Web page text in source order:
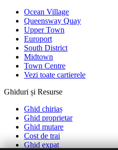
Ocean Village
Queensway Quay
Upper Town
Europort
South District
Midtown
Town Centre
Vezi toate cartierele
Ghiduri și Resurse
Ghid chiriaș
Ghid proprietar
Ghid mutare
Cost de trai
Ghid expat